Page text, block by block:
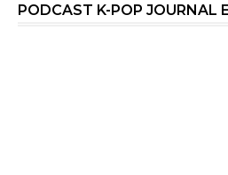
PODCAST K-POP JOURNAL